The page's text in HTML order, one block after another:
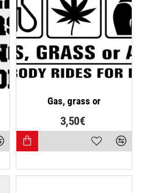
Gas, grass or
3,50€